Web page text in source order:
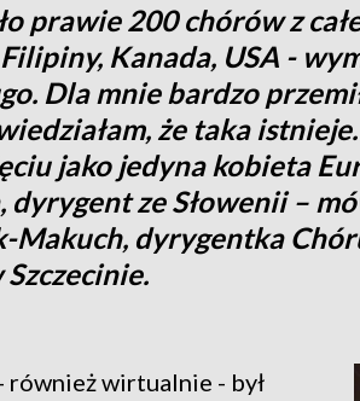
prawie 200 chórów z
Kanada, USA -
Dla mnie bardzo
że taka
jako jedyna kobieta
dyrygent ze Słowenii –
Makuch, dyrygentka
również wirtualnie - był